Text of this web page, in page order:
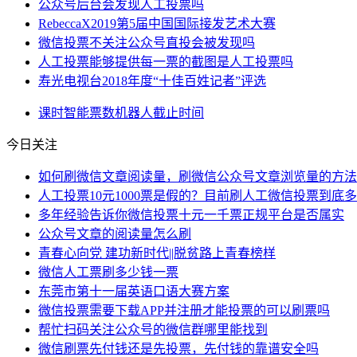
公众号后台会发现人工投票吗
RebeccaX2019第5届中国国际接发艺术大赛
微信投票不关注公众号直投会被发现吗
人工投票能够提供每一票的截图是人工投票吗
寿光电视台2018年度“十佳百姓记者”评选
课时智能票数机器人截止时间
今日关注
如何刷微信文章阅读量，刷微信公众号文章浏览量的方法
人工投票10元1000票是假的？目前刷人工微信投票到底多
多年经验告诉你微信投票十元一千票正规平台是否属实
公众号文章的阅读量怎么刷
青春心向党 建功新时代||脱贫路上青春榜样
微信人工票刷多少钱一票
东莞市第十一届英语口语大赛方案
微信投票需要下载APP并注册才能投票的可以刷票吗
帮忙扫码关注公众号的微信群哪里能找到
微信刷票先付钱还是先投票，先付钱的靠谱安全吗